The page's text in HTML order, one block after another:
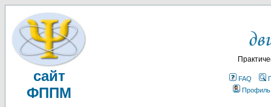
сайт
ФППМ
FAQ
Профиль